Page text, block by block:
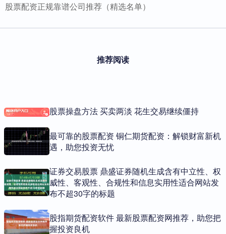
股票配资正规靠谱公司推荐（精选名单）
推荐阅读
股票操盘方法 买卖两淡 花生交易继续僵持
最可靠的股票配资 铜仁期货配资：解锁财富新机
遇，助您投资无忧
证券交易股票 鼎盛证券随机生成含有中立性、权
威性、客观性、合规性和信息实用性适合网站发
布不超30字的标题
股指期货配资软件 最新股票配资网推荐，助您把
握投资良机